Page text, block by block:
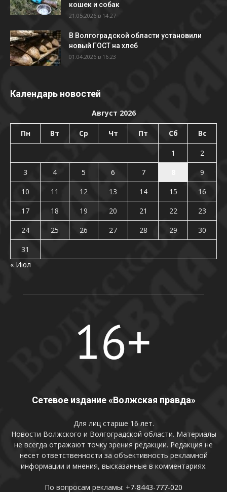
кошек и собак
21.05.2026 в 14:27
В Волгоградской области установили
новый ГОСТ на хлеб
01.04.2026 в 16:23
Календарь новостей
Август 2026
Пн Вт Ср Чт Пт Сб Вс
1
2
3
4 5 6 7
9
10
11 12 13 14 15
16
17
18 19 20 21 22
23
24
25 26 27 28 29
30
31
« Июл
Сетевое издание «Волжская правда»
Для лиц старше 16 лет.
Новости Волжского и Волгоградской области. Материалы
не всегда отражают точку зрения редакции. Редакция не
несет ответственности за объективность рекламной
информации и мнения, высказанные в комментариях.
По вопросам рекламы: +7-8443-777-020